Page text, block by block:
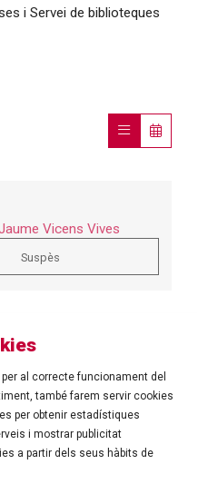
i Servei de biblioteques
Vicens Vives
Suspès
81 | 17480 ROSES
al correcte funcionament del
també farem servir cookies
per obtenir estadístiques
i mostrar publicitat
a partir dels seus hàbits de